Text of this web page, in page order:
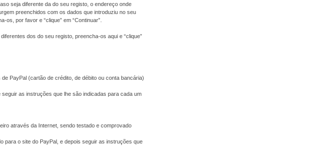
seja diferente da do seu registo, o endereço onde
preenchidos com os dados que introduziu no seu
por favor e “clique” em “Continuar”.
dos do seu registo, preencha-os aqui e “clique”
PayPal (cartão de crédito, de débito ou conta bancária)
as instruções que lhe são indicadas para cada um
através da Internet, sendo testado e comprovado
para o site do PayPal, e depois seguir as instruções que